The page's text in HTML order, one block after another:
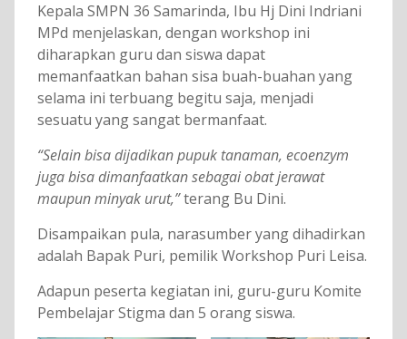
Kepala SMPN 36 Samarinda, Ibu Hj Dini Indriani
MPd menjelaskan, dengan workshop ini
diharapkan guru dan siswa dapat
memanfaatkan bahan sisa buah-buahan yang
selama ini terbuang begitu saja, menjadi
sesuatu yang sangat bermanfaat.
“Selain bisa dijadikan pupuk tanaman, ecoenzym
juga bisa dimanfaatkan sebagai obat jerawat
maupun minyak urut,”terang Bu Dini.
Disampaikan pula, narasumber yang dihadirkan
adalah Bapak Puri, pemilik Workshop Puri Leisa.
Adapun peserta kegiatan ini, guru-guru Komite
Pembelajar Stigma dan 5 orang siswa.